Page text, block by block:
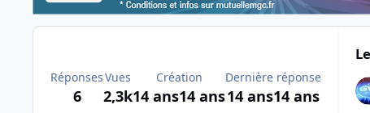
Réponses
6
Vues
2,3k
Création
14 ans14 ans
Dernière réponse
14 ans14 ans